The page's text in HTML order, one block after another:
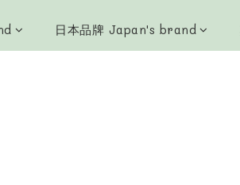
日本品牌 Japan's brand